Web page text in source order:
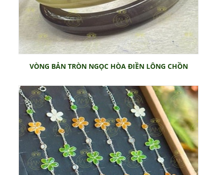
VÒNG BẢN TRÒN NGỌC HÒA ĐIỀN LÔNG CHỒN